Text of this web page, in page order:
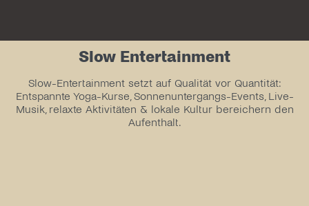
Slow Entertainment
Slow-Entertainment setzt auf Qualität vor Quantität:
Entspannte Yoga-Kurse, Sonnenuntergangs-Events, Live-
Musik, relaxte Aktivitäten & lokale Kultur bereichern den
Aufenthalt.